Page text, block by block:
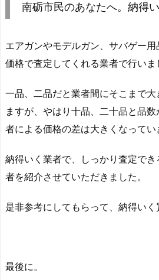
南砺市民のあなたへ。納得
エアガンやモデルガン、サバゲー用
価格で査定してくれる業者で行いま
一品、二品だと業者間にそこまで
ますが、やはり十品、二十品と品
者による価格の差は大きくなってい
納得いく業者で、しっかり査定で
者を紹介させていただきました。
是非参考にしてもらって、納得いく
最後に。